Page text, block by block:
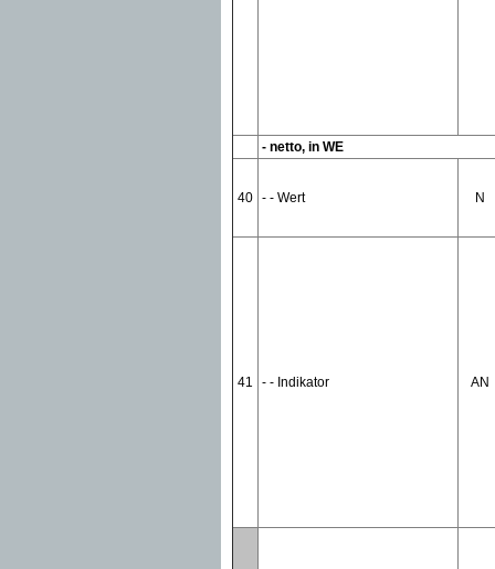
- netto, in WE
40 - - Wert N
41 - - Indikator AN